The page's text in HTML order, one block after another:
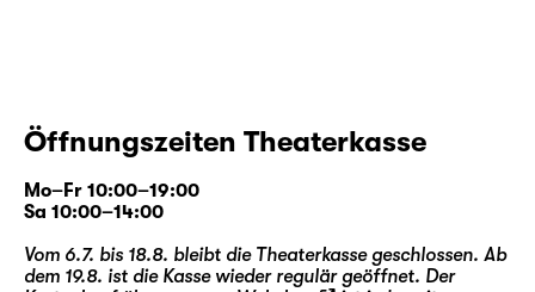
zwischen KLASSIK underground und dem
Schauspiel Leipzig sowie mit Mitgliedern des
Gewandhausorchesters und
Ensemblemitgliedern des Schauspiels Leipzig
präsentiert, bevor es 2026 in den USA
aufgeführt wird.
Öffnungszeiten Theaterkasse
Mo–Fr 10:00–19:00
Sa 10:00–14:00
Vom 6.7. bis 18.8. bleibt die Theaterkasse geschlossen. Ab
dem 19.8. ist die Kasse wieder regulär geöffnet. Der